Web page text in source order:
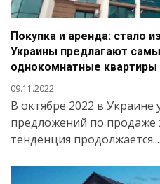
Покупка и аренда: стало
Украины предлагают
однокомнатные квартиры
09.11.2022
В октябре 2022 в Украине
предложений по продаже
тенденция продолжается....